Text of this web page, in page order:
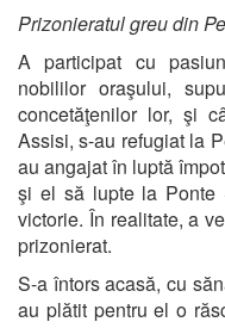
Prizonieratul greu din
A participat cu
nobililor oraşului,
concetăţenilor lor, şi
Assisi, s-au refugiat la
au angajat în luptă
şi el să lupte la Ponte
victorie. În realitate, a
prizonierat.
S-a întors acasă, cu
au plătit pentru el o